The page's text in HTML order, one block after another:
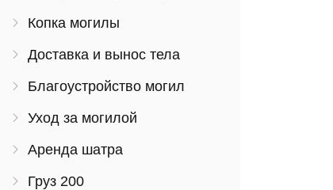
Копка могилы
Доставка и вынос тела
Благоустройство могил
Уход за могилой
Аренда шатра
Груз 200